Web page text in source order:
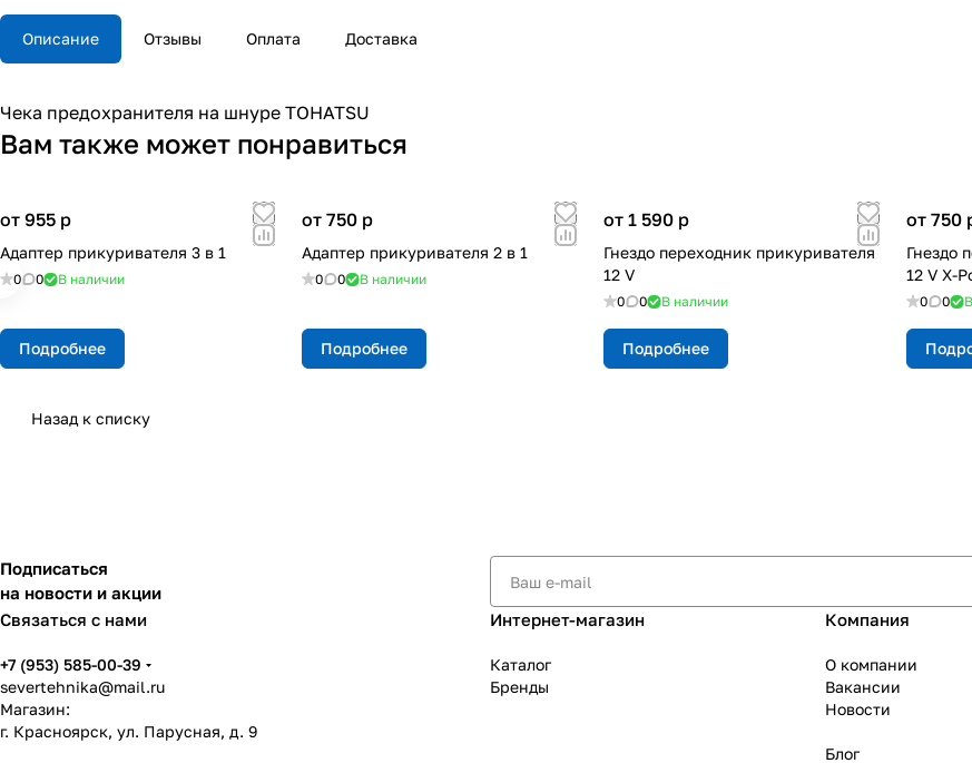
Описание Отзывы Оплата Доставка
Чека предохранителя на шнуре TOHATSU
Вам также может понравиться
от 955 p
Адаптер прикуривателя 3 в 1
0 0 В наличии
Подробнее
от 750 p
Адаптер прикуривателя 2 в 1
0 0 В наличии
Подробнее
от 1 590 p
Гнездо переходник прикуривателя
12 V
0 0 В наличии
Подробнее
от 750
Гнездо
12 V X-
0 0
Назад к списку
Подписаться
на новости и акции
Связаться с нами
+7 (953) 585-00-39
severtehnika@mail.ru
Магазин:
г. Красноярск, ул. Парусная, д. 9
Интернет-магазин
Каталог
Бренды
Компания
О компании
Вакансии
Новости
Блог